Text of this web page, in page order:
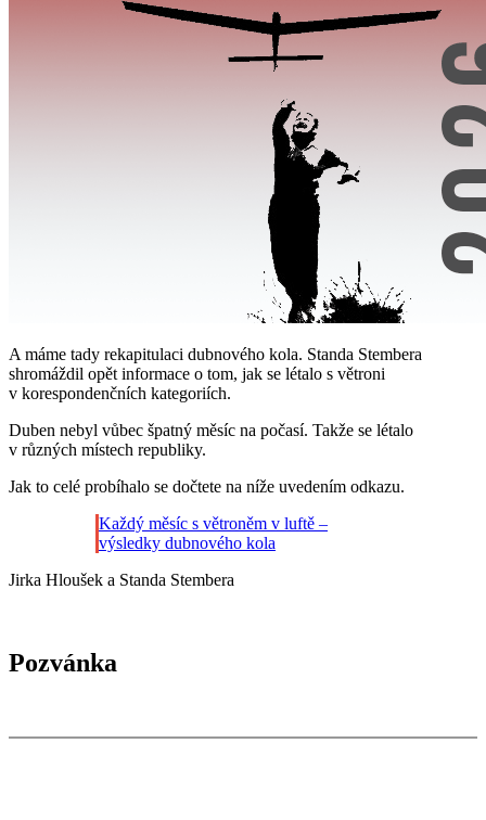
A máme tady rekapitulaci dubnového kola. Standa Stembera
shromáždil opět informace o tom, jak se létalo s větroni
v korespondenčních kategoriích.
Duben nebyl vůbec špatný měsíc na počasí. Takže se létalo
v různých místech republiky.
Jak to celé probíhalo se dočtete na níže uvedením odkazu.
Každý měsíc s větroněm v luftě –
výsledky dubnového kola
Jirka Hloušek a Standa Stembera
Pozvánka